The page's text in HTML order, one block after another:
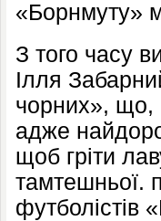
«Борнмуту»
З того часу
Ілля
чорних», що,
адже
щоб гріти
тамтешньої.
футболістів